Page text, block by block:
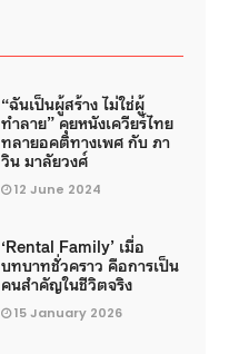
“ฉันเป็นผู้สร้าง ไม่ใช่ผู้
ทำลาย” คุยหนังเควียร์ไทย
ทลายอคติทางเพศ กับ ภา
วิน มาลัยวงศ์
12 June 2024
‘Rental Family’ เมื่อ
บทบาทชั่วคราว คือการเป็น
คนสำคัญในชีวิตจริง
15 January 2026